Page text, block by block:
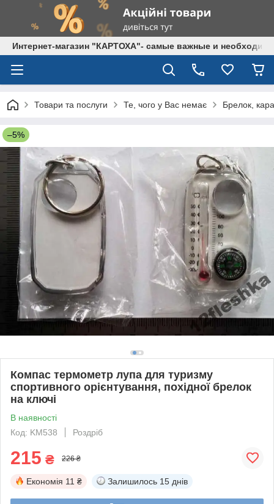
Интернет-магазин "КАРТОХА"- самые важные и
Товари та послуги Те, чого у Вас немає Брелок,
–5%
Компас термометр лупа для туризму
спортивного орієнтування, похідної брелок
на ключі
В наявності
Код: KM538
Роздріб
215 ₴ 226 ₴
Економія 11 ₴ Залишилось 15 днів